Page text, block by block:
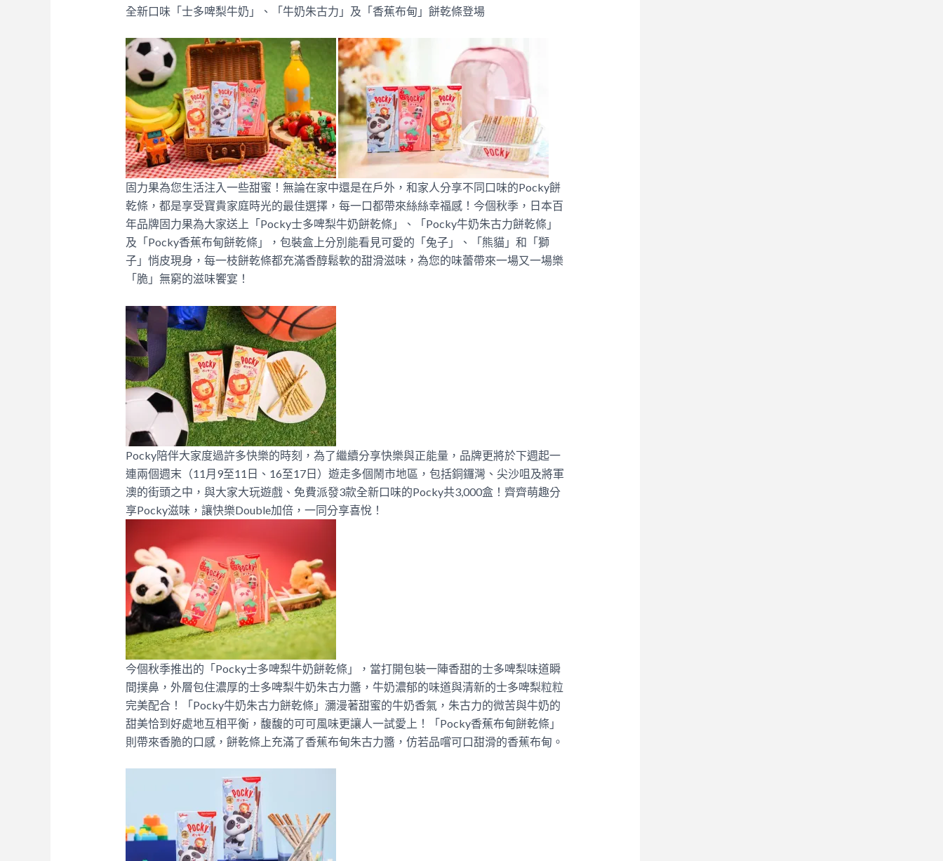
全新口味「士多啤梨牛奶」、「牛奶朱古力」及「香蕉布甸」餅乾條登場
固力果為您生活注入一些甜蜜！無論在家中還是在戶外，和家人分享不同口味的Pocky餅
乾條，都是享受寶貴家庭時光的最佳選擇，每一口都帶來絲絲幸福感！今個秋季，日本百
年品牌固力果為大家送上「Pocky士多啤梨牛奶餅乾條」、「Pocky牛奶朱古力餅乾條」
及「Pocky香蕉布甸餅乾條」，包裝盒上分別能看見可愛的「兔子」、「熊貓」和「獅
子」悄皮現身，每一枝餅乾條都充滿香醇鬆軟的甜滑滋味，為您的味蕾帶來一場又一場樂
「脆」無窮的滋味饗宴！
Pocky陪伴大家度過許多快樂的時刻，為了繼續分享快樂與正能量，品牌更將於下週起一
連兩個週末（11月9至11日、16至17日）遊走多個鬧市地區，包括銅鑼灣、尖沙咀及將軍
澳的街頭之中，與大家大玩遊戲、免費派發3款全新口味的Pocky共3,000盒！齊齊萌趣分
享Pocky滋味，讓快樂Double加倍，一同分享喜悅！
今個秋季推出的「Pocky士多啤梨牛奶餅乾條」，當打開包裝一陣香甜的士多啤梨味道瞬
間撲鼻，外層包住濃厚的士多啤梨牛奶朱古力醬，牛奶濃郁的味道與清新的士多啤梨粒粒
完美配合！「Pocky牛奶朱古力餅乾條」瀰漫著甜蜜的牛奶香氣，朱古力的微苦與牛奶的
甜美恰到好處地互相平衡，馥馥的可可風味更讓人一試愛上！「Pocky香蕉布甸餅乾條」
則帶來香脆的口感，餅乾條上充滿了香蕉布甸朱古力醬，仿若品嚐可口甜滑的香蕉布甸。